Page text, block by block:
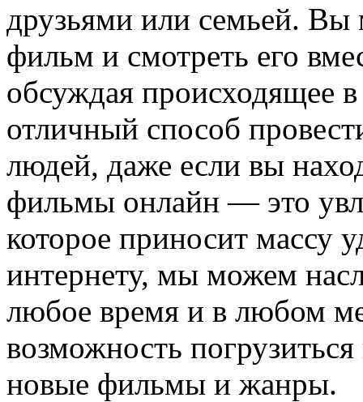
друзьями или семьей. Вы
фильм и смотреть его
обсуждая происходящее
отличный способ
людей, даже если вы
фильмы онлайн — это
которое приносит массу
интернету, мы можем
любое время и в любом
возможность
новые фильмы и жанры.